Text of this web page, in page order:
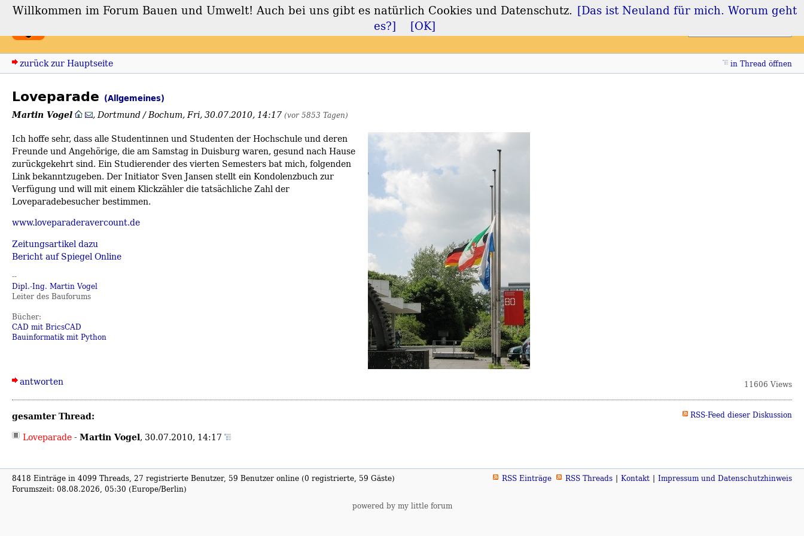
Forum Bauen und Umwelt Login Registrieren
zurück zur Hauptseite in Thread öffnen
Loveparade (Allgemeines)
Martin Vogel ,Dortmund / Bochum,Fri, 30.07.2010, 14:17 (vor 5853 Tagen)
Ich hoffe sehr, dass alle Studentinnen und Studenten der Hochschule und deren
Freunde und Angehörige, die am Samstag in Duisburg waren, gesund nach Hause
zurückgekehrt sind. Ein Studierender des vierten Semesters bat mich, folgenden
Link bekanntzugeben. Der Initiator Sven Jansen stellt ein Kondolenzbuch zur
Verfügung und will mit einem Klickzähler die tatsächliche Zahl der
Loveparadebesucher bestimmen.
www.loveparaderavercount.de
Zeitungsartikel dazu
Bericht auf Spiegel Online
--
Dipl.-Ing. Martin Vogel
Leiter des Bauforums
Bücher:
CAD mit BricsCAD
Bauinformatik mit Python
antworten 11606 Views
gesamter Thread: RSS-Feed dieser Diskussion
Loveparade- Martin Vogel, 30.07.2010, 14:17
8418 Einträge in 4099 Threads, 27 registrierte Benutzer, 59 Benutzer online (0 registrierte, 59 Gäste)
Forumszeit: 08.08.2026, 05:30 (Europe/Berlin)
RSS Einträge RSS Threads Kontakt Impressum und Datenschutzhinweis
powered by my little forum
Willkommen im Forum Bauen und Umwelt! Auch bei uns gibt es natürlich Cookies und Datenschutz. [Das ist Neuland für mich. Worum geht
es?]
[OK]